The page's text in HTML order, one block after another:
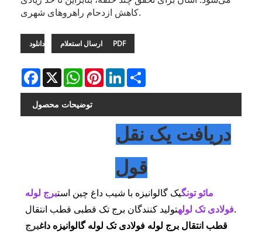
کاهش ازدحام راهروهای شهری.
ارسال استعلام دانلود PDF
Facebook
X WhatsAppPinterestLinkedIn
توضیحات محصول
دریافت یک نقل
قول
مائو تونگیک گالوانیزه با شیب داغ چین استبرج لوله
فولادی تک لولهتولید کنندگان برج تک قطبی قطب انتقال.
قطب انتقال برج لوله فولادی تک لوله گالوانیزه داغبرج